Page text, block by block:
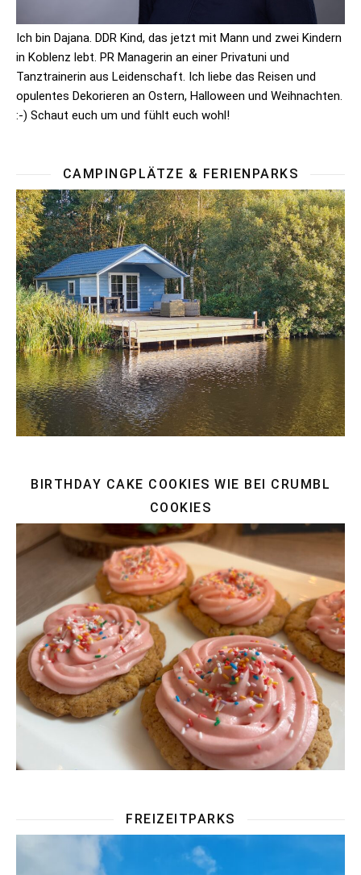
Ich bin Dajana. DDR Kind, das jetzt mit Mann und zwei Kindern
in Koblenz lebt. PR Managerin an einer Privatuni und
Tanztrainerin aus Leidenschaft. Ich liebe das Reisen und
opulentes Dekorieren an Ostern, Halloween und Weihnachten.
:-) Schaut euch um und fühlt euch wohl!
CAMPINGPLÄTZE & FERIENPARKS
BIRTHDAY CAKE COOKIES WIE BEI CRUMBL
COOKIES
FREIZEITPARKS